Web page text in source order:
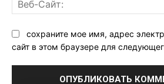
сохраните мое имя, адрес
сайт в этом браузере для